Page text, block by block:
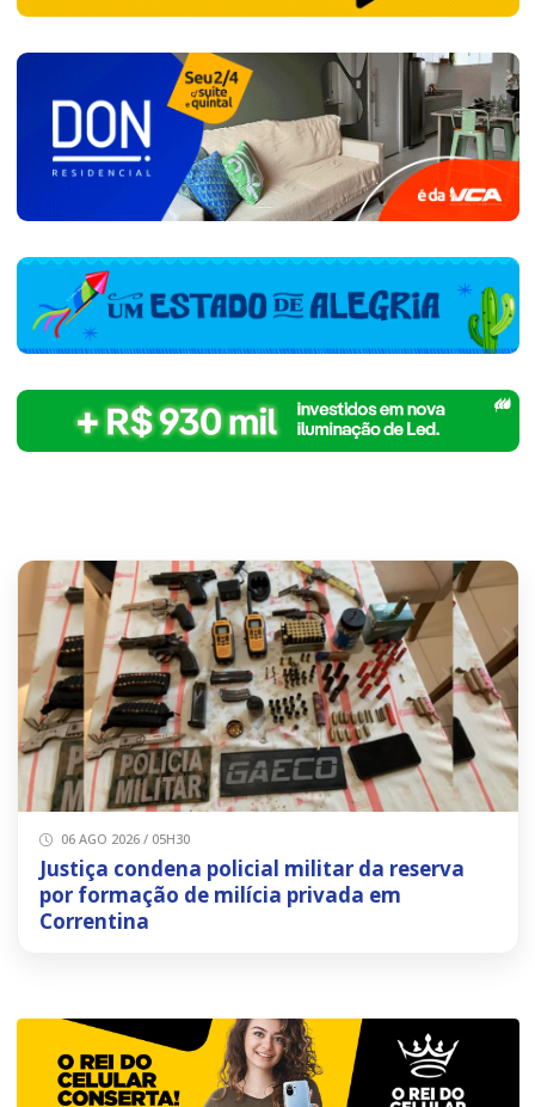
06 AGO 2026 / 05H30
Justiça condena policial militar da reserva
por formação de milícia privada em
Correntina